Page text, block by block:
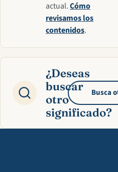
actual.Cómo
revisamos los
contenidos.
¿Deseas
buscar
otro
significado?
Busca